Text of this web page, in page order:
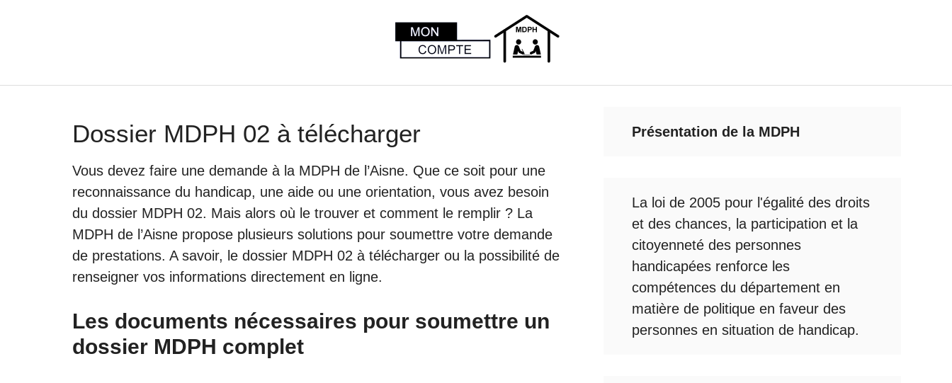
Dossier MDPH 02 à télécharger
Vous devez faire une demande à la MDPH de l’Aisne. Que ce soit pour une
reconnaissance du handicap, une aide ou une orientation, vous avez besoin
du dossier MDPH 02. Mais alors où le trouver et comment le remplir ? La
MDPH de l’Aisne propose plusieurs solutions pour soumettre votre demande
de prestations. A savoir, le dossier MDPH 02 à télécharger ou la possibilité de
renseigner vos informations directement en ligne.
Les documents nécessaires pour soumettre un
dossier MDPH complet
Présentation de la MDPH
La loi de 2005 pour l'égalité des droits
et des chances, la participation et la
citoyenneté des personnes
handicapées renforce les
compétences du département en
matière de politique en faveur des
personnes en situation de handicap.